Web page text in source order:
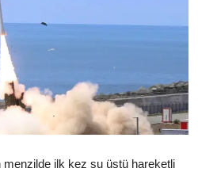
ilk kez su üstü hareketli